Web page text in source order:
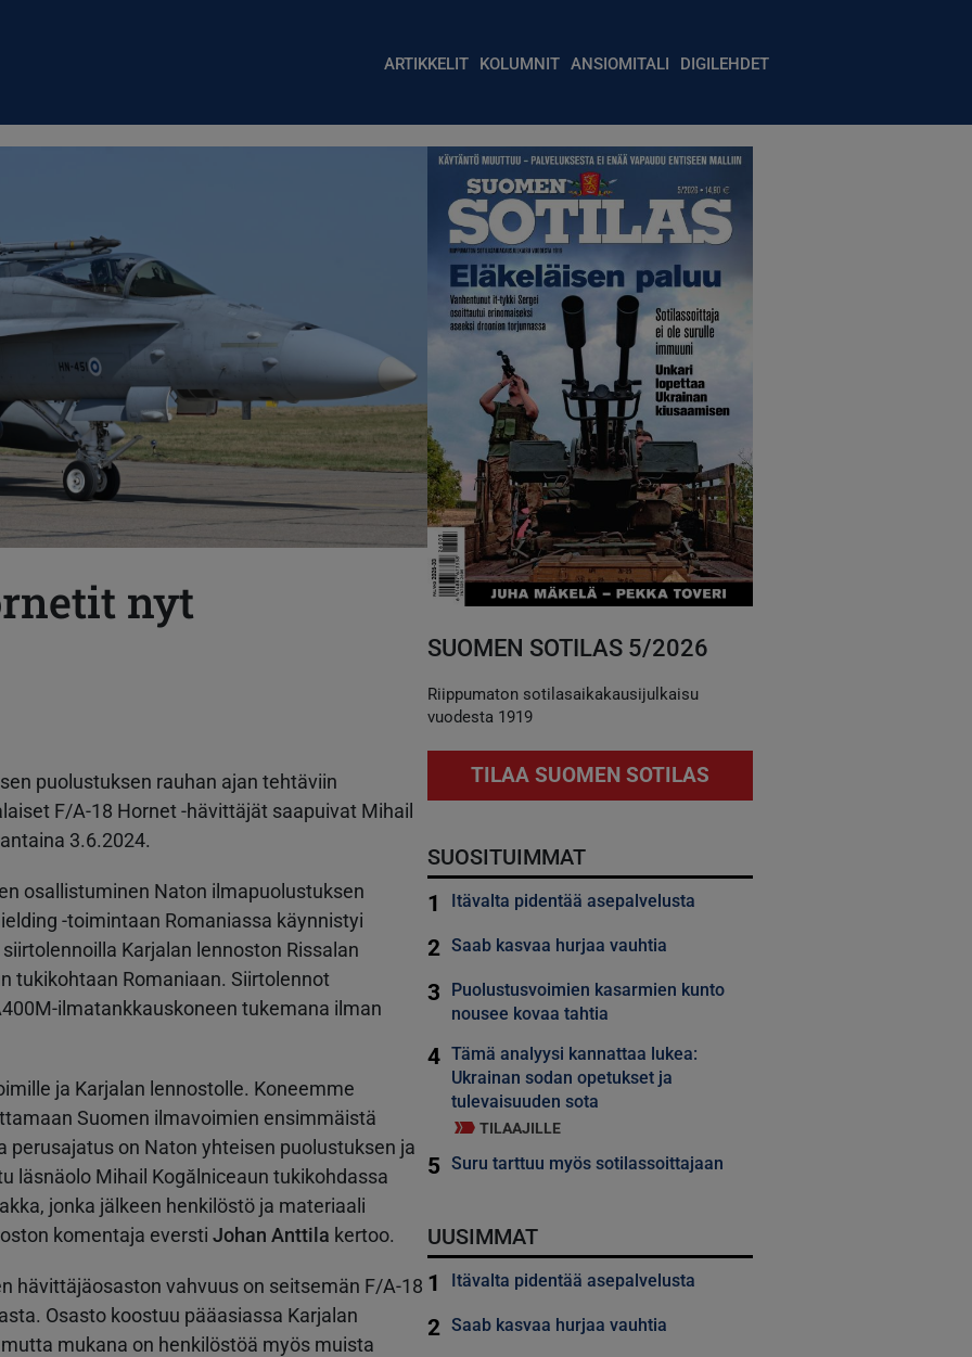
Main navigation
ARTIKKELIT KOLUMNIT ANSIOMITALI DIGILEHDET
nyt
puolustuksen rauhan ajan tehtäviin
F/A-18 Hornet -hävittäjät saapuivat Mihail
3.6.2024.
osallistuminen Naton ilmapuolustuksen
-toimintaan Romaniassa käynnistyi
Karjalan lennoston Rissalan
tukikohtaan Romaniaan. Siirtolennot
ilmatankkauskoneen tukemana ilman
ja Karjalan lennostolle. Koneemme
Suomen ilmavoimien ensimmäistä
perusajatus on Naton yhteisen puolustuksen ja
läsnäolo Mihail Kogălniceaun tukikohdassa
jonka jälkeen henkilöstö ja materiaali
komentaja eversti Johan Anttila kertoo.
hävittäjäosaston vahvuus on seitsemän F/A-18
Osasto koostuu pääasiassa Karjalan
mukana on henkilöstöä myös muista
SUOMEN SOTILAS 5/2026
Riippumaton sotilasaikakausijulkaisu
vuodesta 1919
TILAA SUOMEN SOTILAS
SUOSITUIMMAT
1 Itävalta pidentää asepalvelusta
2 Saab kasvaa hurjaa vauhtia
3
Puolustusvoimien kasarmien kunto
nousee kovaa tahtia
4 Tämä analyysi kannattaa lukea:
Ukrainan sodan opetukset ja
tulevaisuuden sota
TILAAJILLE
5 Suru tarttuu myös sotilassoittajaan
UUSIMMAT
1 Itävalta pidentää asepalvelusta
2 Saab kasvaa hurjaa vauhtia